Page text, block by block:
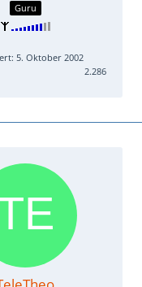
Guru
5. Oktober 2002
2.286